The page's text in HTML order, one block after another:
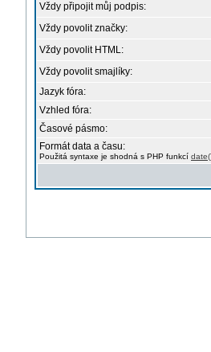
Vždy připojit můj podpis:
Vždy povolit značky:
Vždy povolit HTML:
Vždy povolit smajlíky:
Jazyk fóra:
Vzhled fóra:
Časové pásmo:
Formát data a času:
Použitá syntaxe je shodná s PHP funkcí